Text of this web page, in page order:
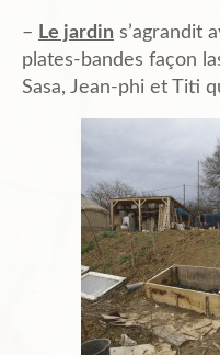
– Le jardin s’agrandit
plates-bandes façon
Sasa, Jean-phi et Titi